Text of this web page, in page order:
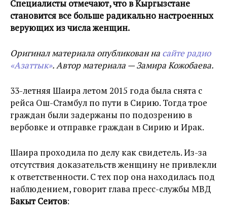
Специалисты отмечают, что в Кыргызстане
становится все больше радикально настроенных
верующих из числа женщин.
Оригинал материала опубликован на сайте радио
«Азаттык». Автор материала — Замира Кожобаева.
33-летняя Шаира летом 2015 года была снята с
рейса Ош-Стамбул по пути в Сирию. Тогда трое
граждан были задержаны по подозрению в
вербовке и отправке граждан в Сирию и Ирак.
Шаира проходила по делу как свидетель. Из-за
отсутствия доказательств женщину не привлекли
к ответственности. С тех пор она находилась под
наблюдением, говорит глава пресс-службы МВД
Бакыт Сеитов: